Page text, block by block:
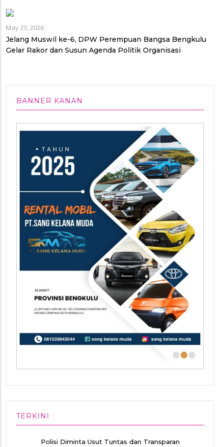
May 23, 2026
Jelang Muswil ke-6, DPW Perempuan Bangsa Bengkulu
Gelar Rakor dan Susun Agenda Politik Organisasi
BANNER KANAN
•••
TERKINI
Polisi Diminta Usut Tuntas dan Transparan